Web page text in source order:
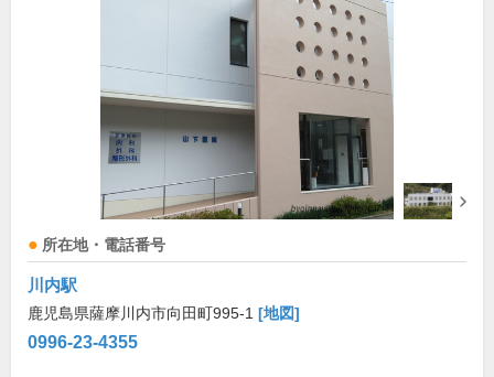
所在地・電話番号
川内駅
鹿児島県薩摩川内市向田町995-1 [地図]
0996-23-4355